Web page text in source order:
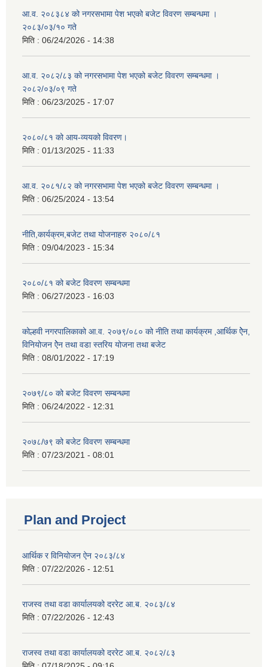
आ.व. २०८३८४ को नगरसभामा पेश भएको बजेट विवरण सम्बन्धमा ।
२०८३/०३/१० गते
मिति : 06/24/2026 - 14:38
आ.व. २०८२/८३ को नगरसभामा पेश भएको बजेट विवरण सम्बन्धमा ।
२०८२/०३/०९ गते
मिति : 06/23/2025 - 17:07
२०८०/८१ को आय-व्ययको विवरण।
मिति : 01/13/2025 - 11:33
आ.व. २०८१/८२ को नगरसभामा पेश भएको बजेट विवरण सम्बन्धमा ।
मिति : 06/25/2024 - 13:54
नीति,कार्यक्रम,बजेट तथा योजनाहरु २०८०/८१
मिति : 09/04/2023 - 15:34
२०८०/८१ को बजेट विवरण सम्बन्धमा
मिति : 06/27/2023 - 16:03
कोल्हवी नगरपालिकाको आ.व. २०७९/०८० को नीति तथा कार्यक्रम ,आर्थिक ऐेन,
विनियोजन ऐेन तथा वडा स्तरिय योजना तथा बजेट
मिति : 08/01/2022 - 17:19
२०७९/८० को बजेट विवरण सम्बन्धमा
मिति : 06/24/2022 - 12:31
२०७८/७९ को बजेट विवरण सम्बन्धमा
मिति : 07/23/2021 - 08:01
Plan and Project
आर्थिक र विनियोजन ऐन २०८३/८४
मिति : 07/22/2026 - 12:51
राजस्व तथा वडा कार्यालयको दररेट आ.ब. २०८३/८४
मिति : 07/22/2026 - 12:43
राजस्व तथा वडा कार्यालयको दररेट आ.ब. २०८२/८३